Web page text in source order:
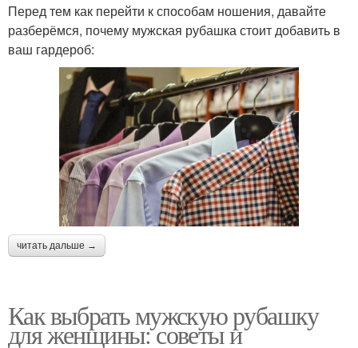
Перед тем как перейти к способам ношения, давайте
разберёмся, почему мужская рубашка стоит добавить в
ваш гардероб:
читать дальше →
Как выбрать мужскую рубашку
для женщины: советы и